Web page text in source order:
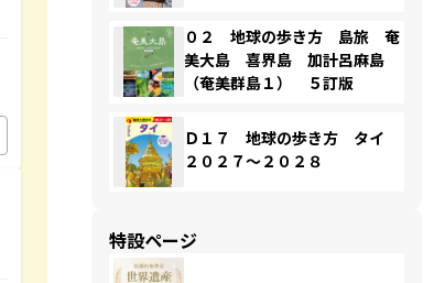
０２ 地球の歩き方 島旅 奄
美大島 喜界島 加計呂麻島
（奄美群島１） ５訂版
Ｄ１７ 地球の歩き方 タイ
２０２７～２０２８
特設ページ